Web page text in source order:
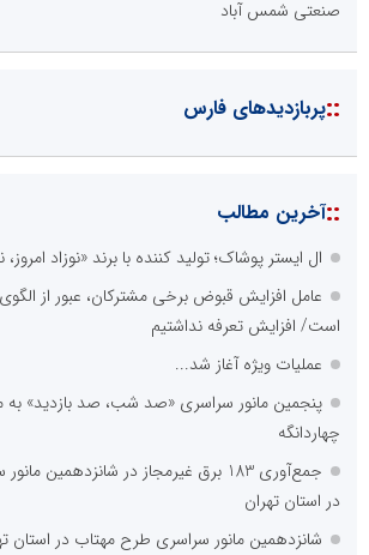
صنعتی شمس آباد
::پربازدیدهای فارس
::آخرین مطالب
ال ایستر پوشاک؛ تولید کننده با برند «نوزاد امروز،
عامل افزایش قبوض برخی مشترکان، عبور از
است/ افزایش تعرفه نداشتیم
عملیات ویژه آغاز شد...
پنجمین مانور سراسری «صد شب، صد بازدید» به
چهاردانگه
جمع‌آوری 183 برق غیرمجاز در
در استان تهران
شانزدهمین مانور سراسری طرح مهتاب در استان